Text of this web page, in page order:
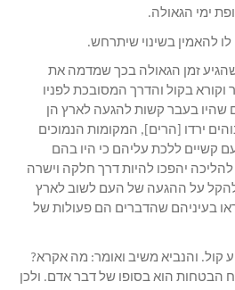
ימי הגאולה.
להאמין בשינוי שיתרחש.
זמן הגאולה בכך שמדמה את
בקול והדרך המסובכת לפניו
שהיו בעבר קשות להגעה לארץ הן
ירדו [הרים], המקומות הנמוכים
קשיים ללכת עליהם כי היו בהם
להליכה יהפכו להיות דרך חלקה וישרה
להקל על ההגעה של העם לשוב לארץ
בעיניהם שהדברים הם פעולות של
קול. והנביא משיב ואומר: מה אקרא?
הבטחות הוא בסופו של דבר אדם. ולכן